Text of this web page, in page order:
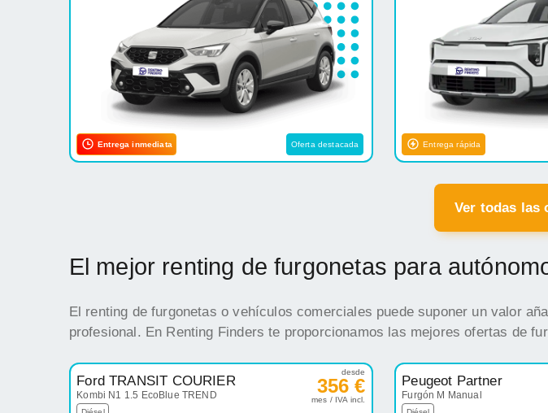
Entrega inmediata Oferta destacada Entrega rápida
Ver todas las
El mejor renting de furgonetas para
El renting de furgonetas o vehículos comerciales puede suponer un valor
profesional. En Renting Finders te proporcionamos las mejores ofertas de
Ford TRANSIT COURIER
Kombi N1 1.5 EcoBlue TREND
desde
356 €
mes / IVA incl.
Peugeot Partner
Furgón M Manual